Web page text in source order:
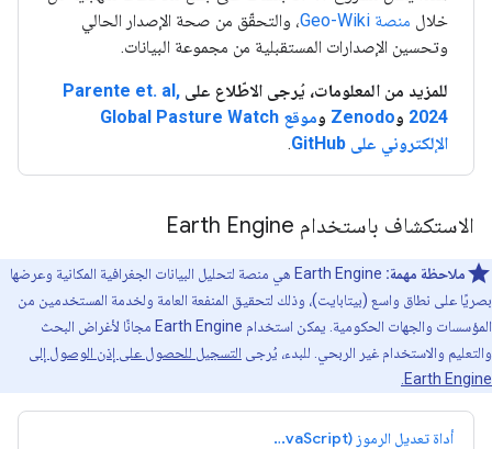
خلال منصة Geo-Wiki
، والتحقّق من صحة الإصدار الحالي
وتحسين الإصدارات المستقبلية من مجموعة البيانات.
للمزيد من المعلومات، يُرجى الاطّلاع على Parente et. al,
2024 وZenodo و
موقع Global Pasture Watch
الإلكتروني على GitHub
.
الاستكشاف باستخدام Earth Engine
ملاحظة مهمة:
‫Earth Engine هي منصة لتحليل البيانات الجغرافية المكانية وعرضها
بصريًا على نطاق واسع (بيتابايت)، وذلك لتحقيق المنفعة العامة ولخدمة المستخدمين من
المؤسسات والجهات الحكومية. يمكن استخدام Earth Engine مجانًا لأغراض البحث
والتعليم والاستخدام غير الربحي. للبدء، يُرجى التسجيل للحصول على إذن الوصول إلى
Earth Engine.
أداة تعديل الرموز (JavaScript)